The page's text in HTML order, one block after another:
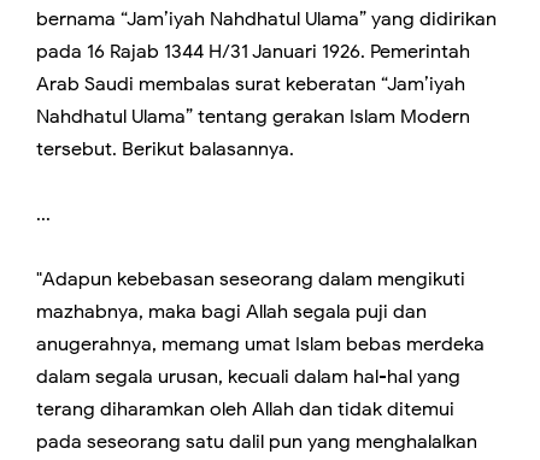
bernama “Jam’iyah Nahdhatul Ulama” yang didirikan
pada 16 Rajab 1344 H/31 Januari 1926. Pemerintah
Arab Saudi membalas surat keberatan “Jam’iyah
Nahdhatul Ulama” tentang gerakan Islam Modern
tersebut. Berikut balasannya.
...
"Adapun kebebasan seseorang dalam mengikuti
mazhabnya, maka bagi Allah segala puji dan
anugerahnya, memang umat Islam bebas merdeka
dalam segala urusan, kecuali dalam hal-hal yang
terang diharamkan oleh Allah dan tidak ditemui
pada seseorang satu dalil pun yang menghalalkan